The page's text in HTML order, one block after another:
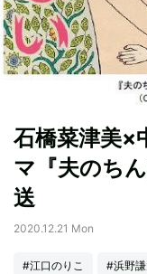
石橋菜津美
マ『夫のち
送
2020.12.21 Mon
#江口のりこ #浜野